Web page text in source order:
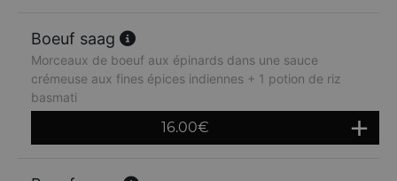
Boeuf saag
Morceaux de boeuf aux épinards dans une sauce
crémeuse aux fines épices indiennes + 1 potion de riz
basmati
16.00€